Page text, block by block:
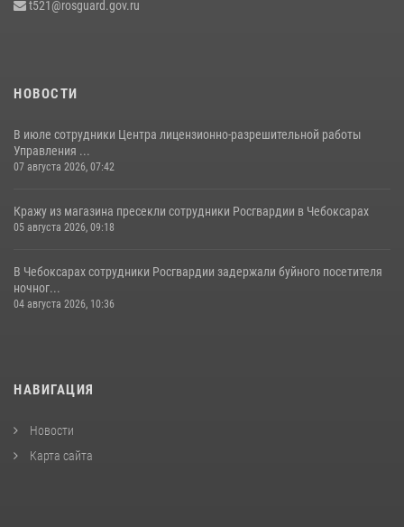
Республике напоминает о правилах обращения с оружием
t521@rosguard.gov.ru
НОВОСТИ
В июле сотрудники Центра лицензионно-разрешительной работы
Управления ...
07 августа 2026, 07:42
Кражу из магазина пресекли сотрудники Росгвардии в Чебоксарах
05 августа 2026, 09:18
В Чебоксарах сотрудники Росгвардии задержали буйного посетителя
ночног...
04 августа 2026, 10:36
НАВИГАЦИЯ
Новости
Карта сайта